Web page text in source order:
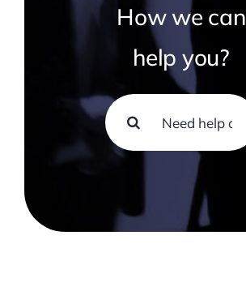
How we can
help you?
Search
for: